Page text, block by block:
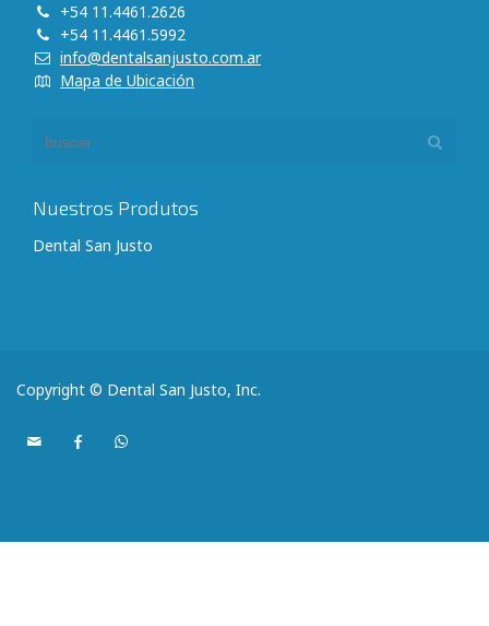
+54 11.4461.2626
+54 11.4461.5992
info@dentalsanjusto.com.ar
Mapa de Ubicación
Nuestros Produtos
Dental San Justo
Copyright © Dental San Justo, Inc.